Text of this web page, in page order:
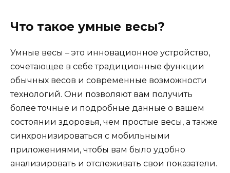
Что такое умные весы?
Умные весы – это инновационное устройство,
сочетающее в себе традиционные функции
обычных весов и современные возможности
технологий. Они позволяют вам получить
более точные и подробные данные о вашем
состоянии здоровья, чем простые весы, а также
синхронизироваться с мобильными
приложениями, чтобы вам было удобно
анализировать и отслеживать свои показатели.